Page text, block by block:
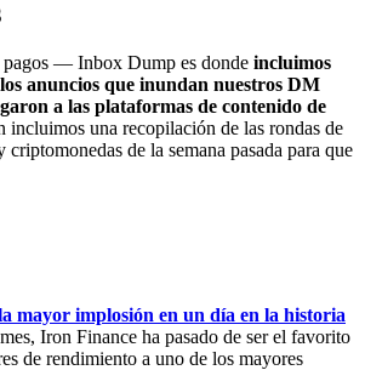
pagos — Inbox Dump es donde incluimos
anuncios que inundan nuestros DM
a las plataformas de contenido de
incluimos una recopilación de las rondas de
de la semana pasada para que
mayor implosión en un día en la historia
Iron Finance ha pasado de ser el favorito
de rendimiento a uno de los mayores